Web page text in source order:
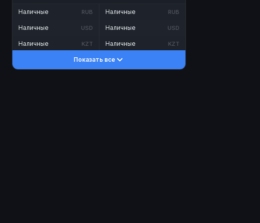
Наличные RUB
Наличные USD
Наличные KZT
Наличные RUB
Наличные USD
Наличные KZT
Показать все